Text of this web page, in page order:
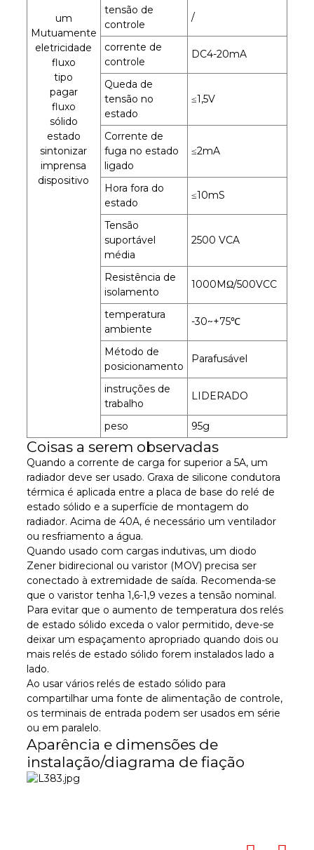
um
Mutuamente
eletricidade
fluxo
tipo
pagar
fluxo
sólido
estado
sintonizar
imprensa
dispositivo
tensão de
controle
/
corrente de
controle
DC4-20mA
Queda de
tensão no
estado
≤1,5V
Corrente de
fuga no estado
ligado
≤2mA
Hora fora do
estado
≤10mS
Tensão
suportável
média
2500 VCA
Resistência de
isolamento
1000MΩ/500VCC
temperatura
ambiente
-30~+75℃
Método de
posicionamento
Parafusável
instruções de
trabalho
LIDERADO
peso 95g
Coisas a serem observadas
Quando a corrente de carga for superior a 5A, um
radiador deve ser usado. Graxa de silicone condutora
térmica é aplicada entre a placa de base do relé de
estado sólido e a superfície de montagem do
radiador. Acima de 40A, é necessário um ventilador
ou resfriamento a água.
Quando usado com cargas indutivas, um diodo
Zener bidirecional ou varistor (MOV) precisa ser
conectado à extremidade de saída. Recomenda-se
que o varistor tenha 1,6-1,9 vezes a tensão nominal.
Para evitar que o aumento de temperatura dos relés
de estado sólido exceda o valor permitido, deve-se
deixar um espaçamento apropriado quando dois ou
mais relés de estado sólido forem instalados lado a
lado.
Ao usar vários relés de estado sólido para
compartilhar uma fonte de alimentação de controle,
os terminais de entrada podem ser usados ​​em série
ou em paralelo.
Aparência e dimensões de
instalação/diagrama de fiação